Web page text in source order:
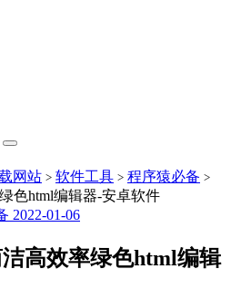
网站 > 软件工具 > 程序猿必备 >
色html编辑器-安卓软件
2022-01-06
高效率绿色html编辑